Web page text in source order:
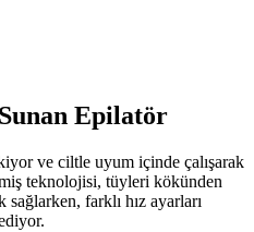
Epilatör
ve ciltle uyum içinde çalışarak
teknolojisi, tüyleri kökünden
farklı hız ayarları